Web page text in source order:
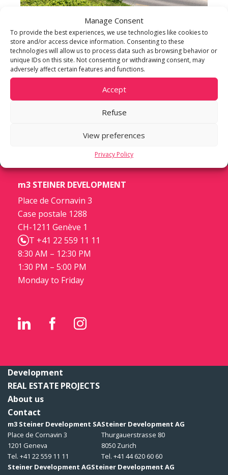
Manage Consent
To provide the best experiences, we use technologies like cookies to
store and/or access device information. Consenting to these
technologies will allow us to process data such as browsing behavior or
unique IDs on this site. Not consenting or withdrawing consent, may
adversely affect certain features and functions.
Accept
Refuse
View preferences
Privacy Policy
Au travers de cet article, découvrez tout sur ce
bâtiment de 32 000 m2, au cœur de la deuxième
plus grande zone d’activités du canton de
Genève, développé pour des entreprises avec
une activité industrielle et administrative éligible
m3 STEINER DEVELOPMENT
Place de Cornavin 3
Case postale 1288
CH-1211 Genève 1
T +41 22 559 11 11
8:30 AM – 12:30 PM
1:30 PM – 5:00 PM
Monday to Friday
Development
REAL ESTATE PROJECTS
About us
Contact
m3 Steiner Development SA
Place de Cornavin 3
1201 Geneva
Tel. +41 22 559 11 11
Steiner Development AG
Thurgauerstrasse 80
8050 Zurich
Tel. +41 44 620 60 60
Steiner Development AGSteiner Development AG